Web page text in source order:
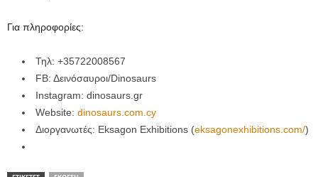
Για πληροφορίες:
Τηλ: +35722008567
FΒ: Δεινόσαυροι/Dinosaurs
Instagram: dinosaurs.gr
Website: dinosaurs.com.cy
Διοργανωτές: Eksagon Exhibitions (eksagonexhibitions.com/)